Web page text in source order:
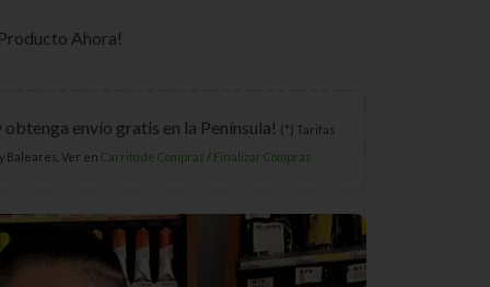
Ahora!
envío gratis en la Península! (*) Tarifas
Baleares. Ver en Carrito de Compras / Finalizar Compras